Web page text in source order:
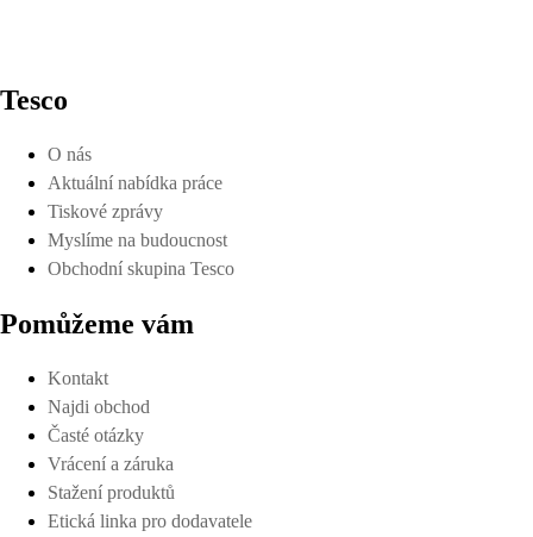
Tesco
O nás
Aktuální nabídka práce
Tiskové zprávy
Myslíme na budoucnost
Obchodní skupina Tesco
Pomůžeme vám
Kontakt
Najdi obchod
Časté otázky
Vrácení a záruka
Stažení produktů
Etická linka pro dodavatele